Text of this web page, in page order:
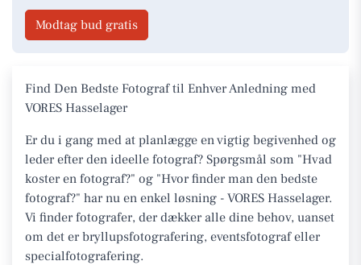
Modtag bud gratis
Find Den Bedste Fotograf til Enhver Anledning med
VORES Hasselager
Er du i gang med at planlægge en vigtig begivenhed og
leder efter den ideelle fotograf? Spørgsmål som "Hvad
koster en fotograf?" og "Hvor finder man den bedste
fotograf?" har nu en enkel løsning - VORES Hasselager.
Vi finder fotografer, der dækker alle dine behov, uanset
om det er bryllupsfotografering, eventsfotograf eller
specialfotografering.